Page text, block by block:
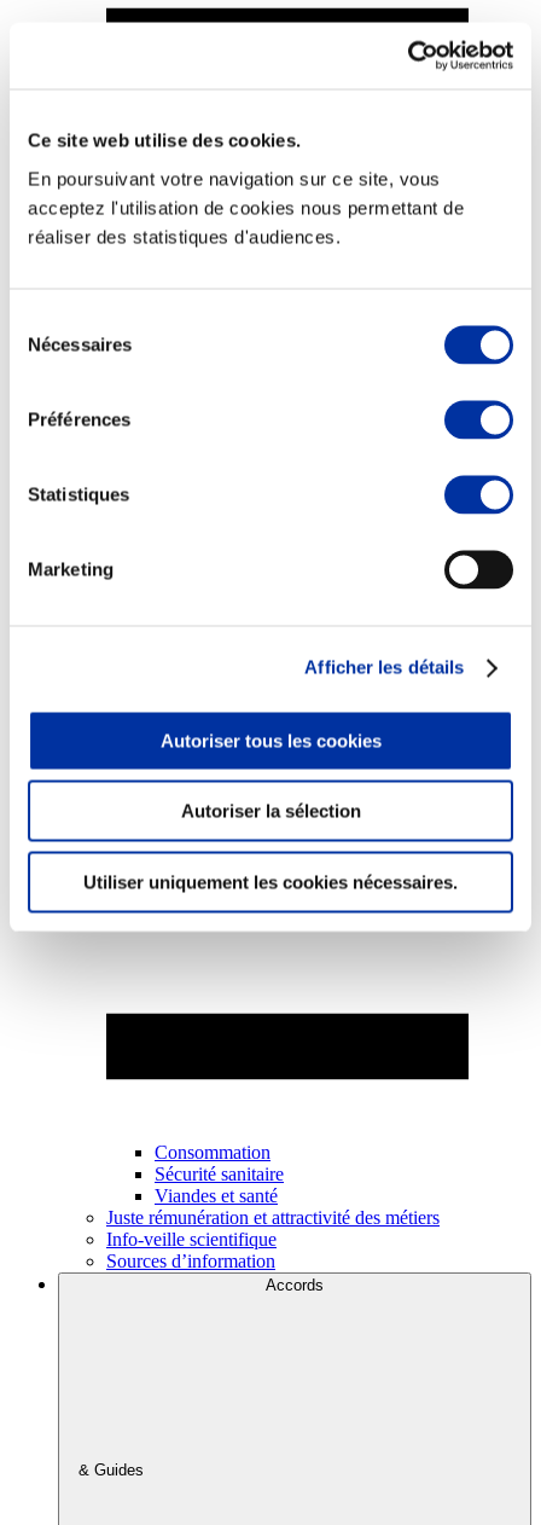
Ce site web utilise des cookies.
En poursuivant votre navigation sur ce site, vous
acceptez l'utilisation de cookies nous permettant de
réaliser des statistiques d'audiences.
Nécessaires
Préférences
Statistiques
Marketing
Afficher les détails
Autoriser tous les cookies
Autoriser la sélection
Utiliser uniquement les cookies nécessaires.
Viande et climat
Valorisation de l’herbe
Autonomie des élevages
Qualité air, eau, sols
Economie de ressources
Abattoir
Partenaire Climat
Consommation
Sécurité sanitaire
Viandes et santé
Juste rémunération et attractivité des métiers
Info-veille scientifique
Sources d’information
Accords
& Guides